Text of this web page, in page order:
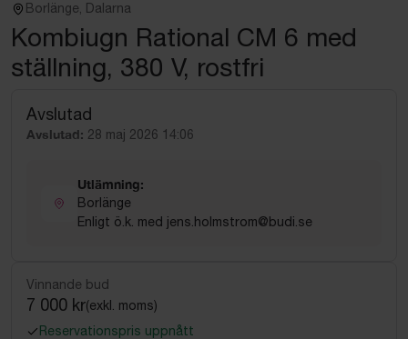
Borlänge, Dalarna
Kombiugn Rational CM 6 med
ställning, 380 V, rostfri
Avslutad
Avslutad: 28 maj 2026 14:06
Utlämning:
Borlänge
Enligt ö.k. med jens.holmstrom@budi.se
Vinnande bud
7 000 kr(exkl. moms)
Reservationspris uppnått